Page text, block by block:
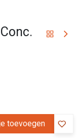
toevoegen